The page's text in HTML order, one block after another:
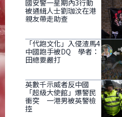
國安警一星期內3行動
被通緝人士劉珈汶在港
親友帶走助查
「代跑文化」入侵渣馬4
中國跑手被DQ 學者：
田總要嚴打
英數千示威者反中國
「超級大使館」爆警民
衝突 一港男被英警檢
控